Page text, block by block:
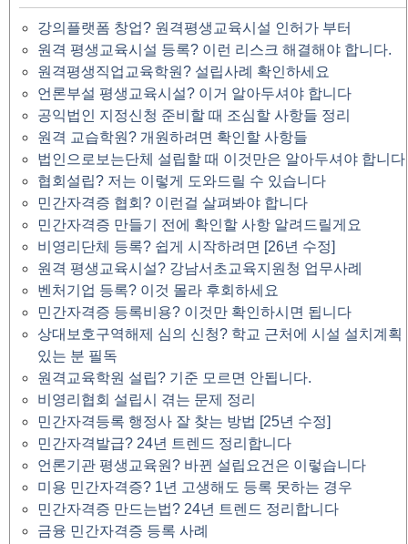
강의플랫폼 창업? 원격평생교육시설 인허가 부터
원격 평생교육시설 등록? 이런 리스크 해결해야 합니다.
원격평생직업교육학원? 설립사례 확인하세요
언론부설 평생교육시설? 이거 알아두셔야 합니다
공익법인 지정신청 준비할 때 조심할 사항들 정리
원격 교습학원? 개원하려면 확인할 사항들
법인으로보는단체 설립할 때 이것만은 알아두셔야 합니다
협회설립? 저는 이렇게 도와드릴 수 있습니다
민간자격증 협회? 이런걸 살펴봐야 합니다
민간자격증 만들기 전에 확인할 사항 알려드릴게요
비영리단체 등록? 쉽게 시작하려면 [26년 수정]
원격 평생교육시설? 강남서초교육지원청 업무사례
벤처기업 등록? 이것 몰라 후회하세요
민간자격증 등록비용? 이것만 확인하시면 됩니다
상대보호구역해제 심의 신청? 학교 근처에 시설 설치계획
있는 분 필독
원격교육학원 설립? 기준 모르면 안됩니다.
비영리협회 설립시 겪는 문제 정리
민간자격등록 행정사 잘 찾는 방법 [25년 수정]
민간자격발급? 24년 트렌드 정리합니다
언론기관 평생교육원? 바뀐 설립요건은 이렇습니다
미용 민간자격증? 1년 고생해도 등록 못하는 경우
민간자격증 만드는법? 24년 트렌드 정리합니다
금융 민간자격증 등록 사례